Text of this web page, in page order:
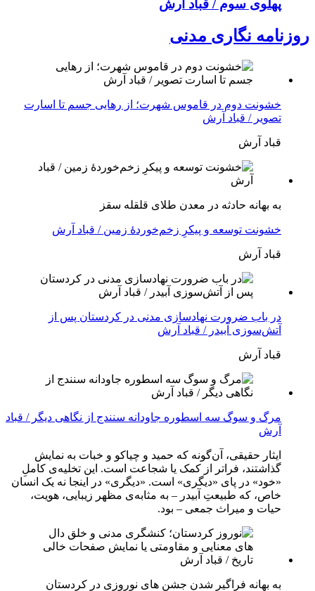
پهلوی سوم / قباد آرش
روزنامه نگاری مدنی
خشونت دوم در قاموس شهرت؛ از رهایی جسم تا اسارت
تصویر / قباد آرش
قباد آرش
بە بهانه حادثە در معدن طلای قلقله سقز
خشونت توسعه و پیکرِ زخم‌خوردهٔ زمین / قباد آرش
قباد آرش
در باب ضرورت نهادسازی مدنی در کردستان پس از
آتش‌سوزی آبیدر / قباد آرش
قباد آرش
مرگ و سوگ سه اسطوره جاودانه سنندج از نگاهی دیگر / قباد
آرش
ایثار حقیقی، آن‌گونه که حمید و چیاکو و خبات به نمایش
گذاشتند، فراتر از کمک یا شجاعت است. این تخلیه‌ی کاملِ
«خود» در پای «دیگری» است. «دیگری» در اینجا نه یک انسان
خاص، که طبیعتِ آبیدر – به مثابه‌ی مظهر زیبایی، هویت،
حیات و میراث جمعی – بود.
به بهانه فراگیر شدن جشن های نوروزی در کردستان